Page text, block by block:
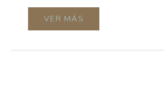
VER MÁS